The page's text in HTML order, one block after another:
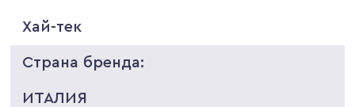
Хай-тек
Страна бренда:
ИТАЛИЯ